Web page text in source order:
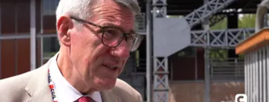
Lavoro
Territori
Abruzzo-
Molise